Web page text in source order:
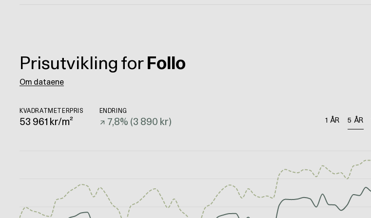
Prisutvikling for Follo
Om dataene
1 ÅR 5 ÅR
KVADRATMETERPRIS
53 961 kr/m²
ENDRING
↗ 7,8% (3 890 kr)